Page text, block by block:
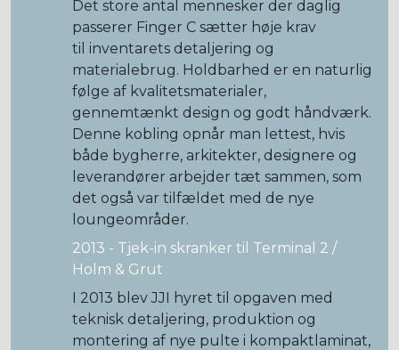
Det store antal mennesker der daglig
passerer Finger C sætter høje krav
til inventarets detaljering og
materialebrug. Holdbarhed er en naturlig
følge af kvalitetsmaterialer,
gennemtænkt design og godt håndværk.
Denne kobling opnår man lettest, hvis
både bygherre, arkitekter, designere og
leverandører arbejder tæt sammen, som
det også var tilfældet med de nye
loungeområder.
2013 - Tjek-in skranker til Terminal 2 /
Holm & Grut
I 2013 blev JJI hyret til opgaven med
teknisk detaljering, produktion og
montering af nye pulte i kompaktlaminat,